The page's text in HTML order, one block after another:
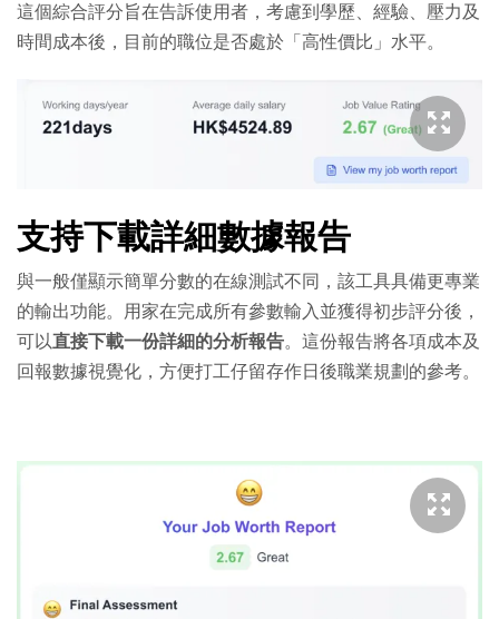
這個綜合評分旨在告訴使用者，考慮到學歷、經驗、壓力及
時間成本後，目前的職位是否處於「高性價比」水平。
支持下載詳細數據報告
與一般僅顯示簡單分數的在線測試不同，該工具具備更專業
的輸出功能。用家在完成所有參數輸入並獲得初步評分後，
可以直接下載一份詳細的分析報告。這份報告將各項成本及
回報數據視覺化，方便打工仔留存作日後職業規劃的參考。